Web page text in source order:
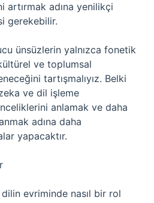
artırmak adına yenilikçi
gerekebilir.
ünsüzlerin yalnızca fonetik
ve toplumsal
tartışmalıyız. Belki
ve dil işleme
anlamak ve daha
adına daha
yapacaktır.
evriminde nasıl bir rol